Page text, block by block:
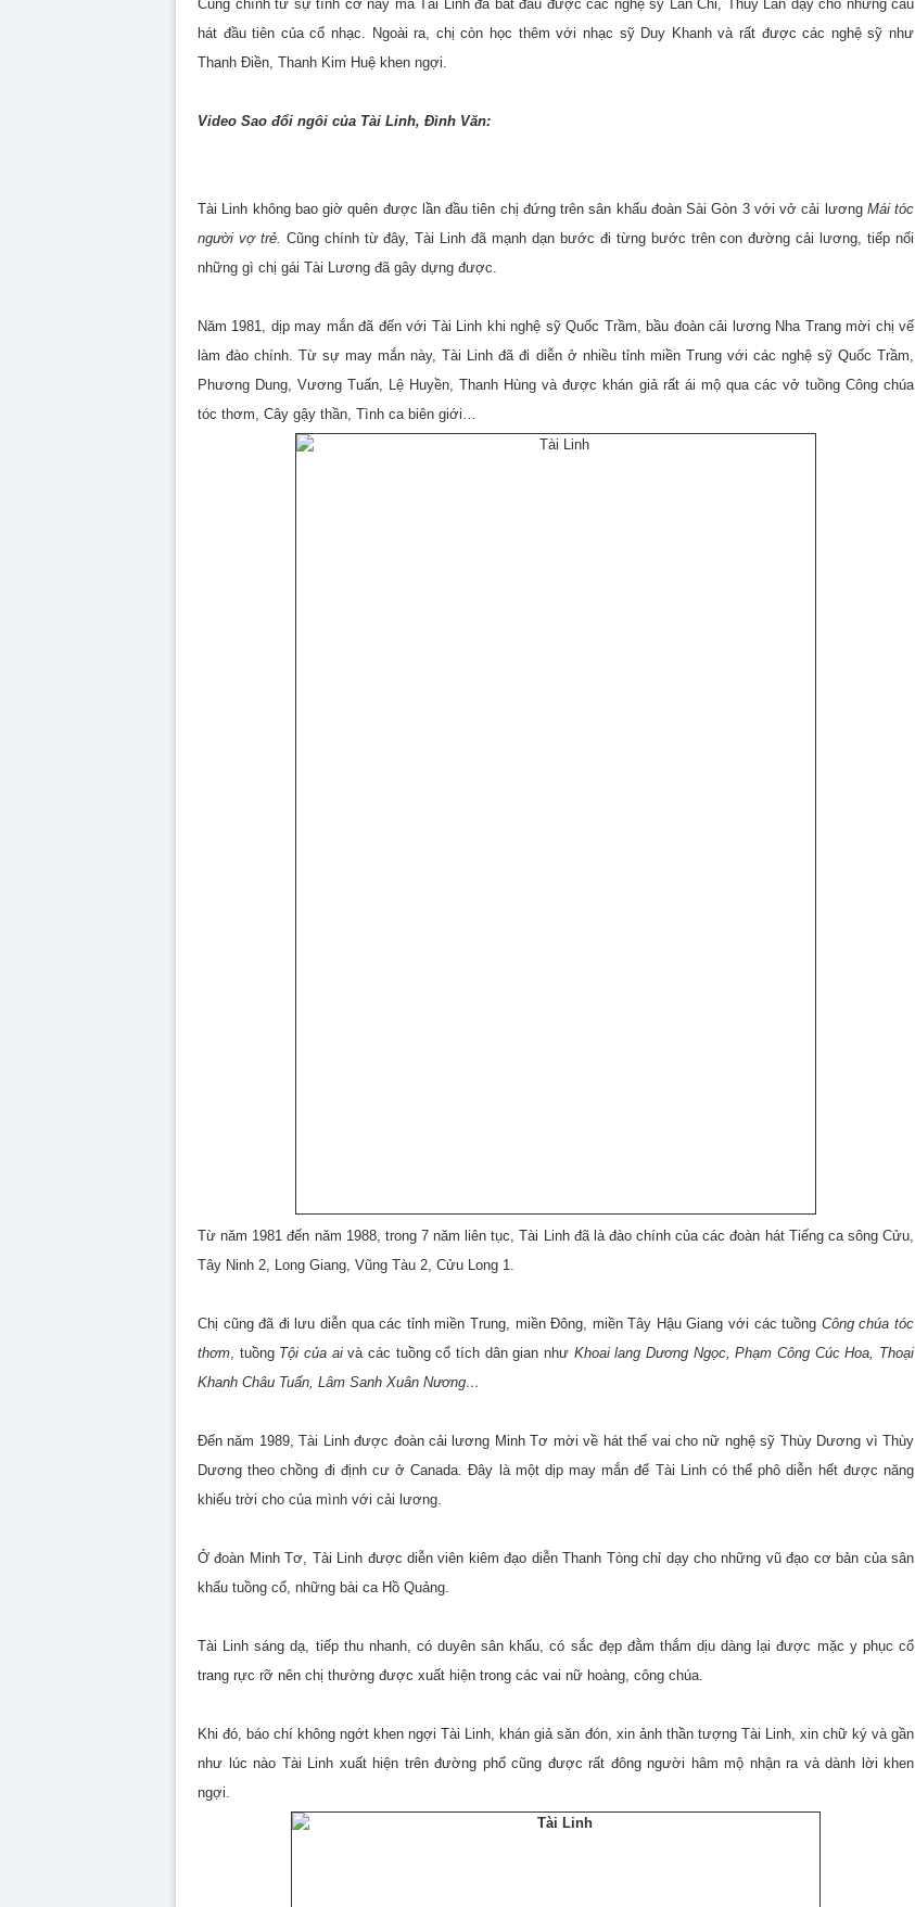
Cũng chính từ sự tình cờ này mà Tài Linh đã bắt đầu được các nghệ sỹ Lan Chi, Thuý Lan dạy cho những câu
hát đầu tiên của cổ nhạc. Ngoài ra, chị còn học thêm với nhạc sỹ Duy Khanh và rất được các nghệ sỹ như
Thanh Điền, Thanh Kim Huệ khen ngợi.
Video Sao đổi ngôi của Tài Linh, Đình Văn:
Tài Linh không bao giờ quên được lần đầu tiên chị đứng trên sân khấu đoàn Sài Gòn 3 với vở cải lương Mái tóc
người vợ trẻ. Cũng chính từ đây, Tài Linh đã mạnh dạn bước đi từng bước trên con đường cải lương, tiếp nối
những gì chị gái Tài Lương đã gây dựng được.
Năm 1981, dịp may mắn đã đến với Tài Linh khi nghệ sỹ Quốc Trầm, bầu đoàn cải lương Nha Trang mời chị vế
làm đào chính. Từ sự may mắn này, Tài Linh đã đi diễn ở nhiều tỉnh miền Trung với các nghệ sỹ Quốc Trầm,
Phương Dung, Vương Tuấn, Lệ Huyền, Thanh Hùng và được khán giả rất ái mộ qua các vở tuồng Công chúa
tóc thơm, Cây gậy thần, Tình ca biên giới…
Từ năm 1981 đến năm 1988, trong 7 năm liên tục, Tài Linh đã là đào chính của các đoàn hát Tiếng ca sông Cửu,
Tây Ninh 2, Long Giang, Vũng Tàu 2, Cửu Long 1.
Chị cũng đã đi lưu diễn qua các tỉnh miền Trung, miền Đông, miền Tây Hậu Giang với các tuồng Công chúa tóc
thơm, tuồng Tội của aivà các tuồng cổ tích dân gian như Khoai lang Dương Ngọc, Phạm Công Cúc Hoa, Thoại
Khanh Châu Tuấn, Lâm Sanh Xuân Nương…
Đến năm 1989, Tài Linh được đoàn cải lương Minh Tơ mời về hát thế vai cho nữ nghệ sỹ Thùy Dương vì Thùy
Dương theo chồng đi định cư ở Canada. Đây là một dịp may mắn để Tài Linh có thể phô diễn hết được năng
khiếu trời cho của mình với cải lương.
Ở đoàn Minh Tơ, Tài Linh được diễn viên kiêm đạo diễn Thanh Tòng chỉ dạy cho những vũ đạo cơ bản của sân
khấu tuồng cổ, những bài ca Hồ Quảng.
Tài Linh sáng dạ, tiếp thu nhanh, có duyên sân khấu, có sắc đẹp đằm thắm dịu dàng lại được mặc y phục cổ
trang rực rỡ nên chị thường được xuất hiện trong các vai nữ hoàng, công chúa.
Khi đó, báo chí không ngớt khen ngợi Tài Linh, khán giả săn đón, xin ảnh thần tượng Tài Linh, xin chữ ký và gần
như lúc nào Tài Linh xuất hiện trên đường phố cũng được rất đông người hâm mộ nhận ra và dành lời khen
ngợi.